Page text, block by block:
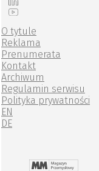
O tytule
Reklama
Prenumerata
Kontakt
Archiwum
Regulamin serwisu
Polityka prywatności
EN
DE